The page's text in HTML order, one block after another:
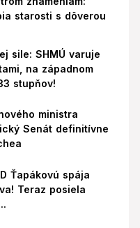
starosti s dôverou
sile: SHMÚ varuje
na západnom
stupňov!
ministra
Senát definitívne
Ťapákovú spája
Teraz posiela